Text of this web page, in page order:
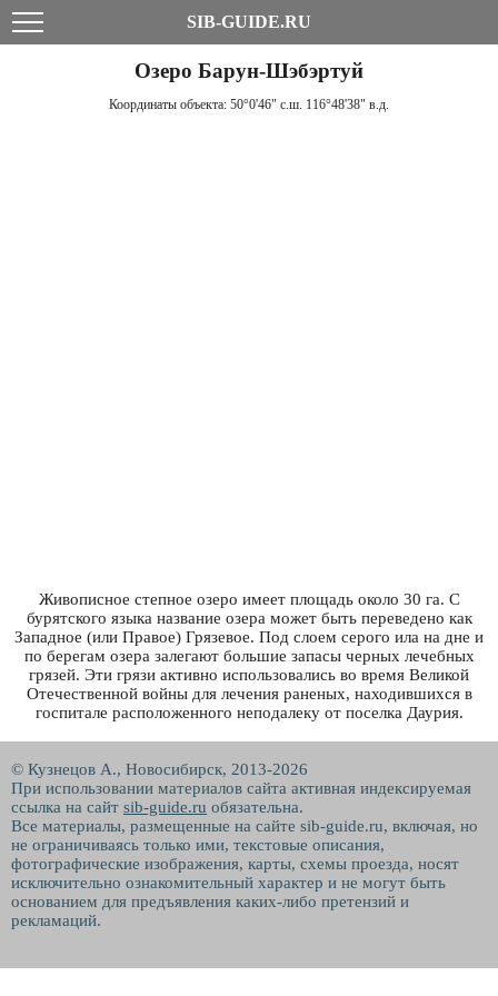
SIB-GUIDE.RU
Озеро Барун-Шэбэртуй
Координаты объекта: 50°0'46" с.ш. 116°48'38" в.д.
Живописное степное озеро имеет площадь около 30 га. С
бурятского языка название озера может быть переведено как
Западное (или Правое) Грязевое. Под слоем серого ила на дне и
по берегам озера залегают большие запасы черных лечебных
грязей. Эти грязи активно использовались во время Великой
Отечественной войны для лечения раненых, находившихся в
госпитале расположенного неподалеку от поселка Даурия.
© Кузнецов А., Новосибирск, 2013-2026
При использовании материалов сайта активная индексируемая
ссылка на сайт sib-guide.ru обязательна.
Все материалы, размещенные на сайте sib-guide.ru, включая, но
не ограничиваясь только ими, текстовые описания,
фотографические изображения, карты, схемы проезда, носят
исключительно ознакомительный характер и не могут быть
основанием для предъявления каких-либо претензий и
рекламаций.